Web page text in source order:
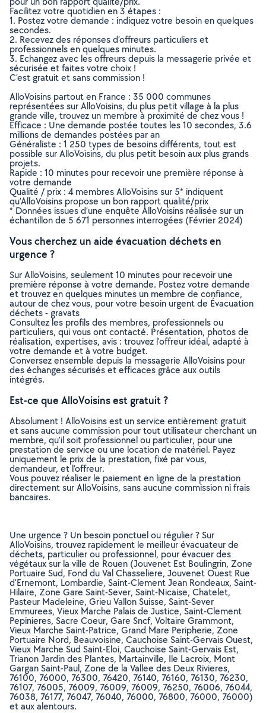
Facilitez votre quotidien en 3 étapes :
1. Postez votre demande : indiquez votre besoin en quelques
secondes.
2. Recevez des réponses d’offreurs particuliers et
professionnels en quelques minutes.
3. Echangez avec les offreurs depuis la messagerie privée et
sécurisée et faites votre choix !
C’est gratuit et sans commission !
AlloVoisins partout en France : 35 000 communes
représentées sur AlloVoisins, du plus petit village à la plus
grande ville, trouvez un membre à proximité de chez vous !
Efficace : Une demande postée toutes les 10 secondes, 3.6
millions de demandes postées par an
Généraliste : 1 250 types de besoins différents, tout est
possible sur AlloVoisins, du plus petit besoin aux plus grands
projets.
Rapide : 10 minutes pour recevoir une première réponse à
votre demande
Qualité / prix : 4 membres AlloVoisins sur 5* indiquent
qu’AlloVoisins propose un bon rapport qualité/prix
* Données issues d’une enquête AlloVoisins réalisée sur un
échantillon de 5 671 personnes interrogées (Février 2024)
Vous cherchez un aide évacuation déchets en
urgence ?
Sur AlloVoisins, seulement 10 minutes pour recevoir une
première réponse à votre demande. Postez votre demande
et trouvez en quelques minutes un membre de confiance,
autour de chez vous, pour votre besoin urgent de Évacuation
déchets - gravats
Consultez les profils des membres, professionnels ou
particuliers, qui vous ont contacté. Présentation, photos de
réalisation, expertises, avis : trouvez l'offreur idéal, adapté à
votre demande et à votre budget.
Conversez ensemble depuis la messagerie AlloVoisins pour
des échanges sécurisés et efficaces grâce aux outils
intégrés.
Est-ce que AlloVoisins est gratuit ?
Absolument ! AlloVoisins est un service entièrement gratuit
et sans aucune commission pour tout utilisateur cherchant un
membre, qu’il soit professionnel ou particulier, pour une
prestation de service ou une location de matériel. Payez
uniquement le prix de la prestation, fixé par vous,
demandeur, et l’offreur.
Vous pouvez réaliser le paiement en ligne de la prestation
directement sur AlloVoisins, sans aucune commission ni frais
bancaires.
Une urgence ? Un besoin ponctuel ou régulier ? Sur
AlloVoisins, trouvez rapidement le meilleur évacuateur de
déchets, particulier ou professionnel, pour évacuer des
végétaux sur la ville de Rouen (Jouvenet Est Boulingrin, Zone
Portuaire Sud, Fond du Val Chasseliere, Jouvenet Ouest Rue
d'Ernemont, Lombardie, Saint-Clement Jean Rondeaux, Saint-
Hilaire, Zone Gare Saint-Sever, Saint-Nicaise, Chatelet,
Pasteur Madeleine, Grieu Vallon Suisse, Saint-Sever
Emmurees, Vieux Marche Palais de Justice, Saint-Clement
Pepinieres, Sacre Coeur, Gare Sncf, Voltaire Grammont,
Vieux Marche Saint-Patrice, Grand Mare Peripherie, Zone
Portuaire Nord, Beauvoisine, Cauchoise Saint-Gervais Ouest,
Vieux Marche Sud Saint-Eloi, Cauchoise Saint-Gervais Est,
Trianon Jardin des Plantes, Martainville, Ile Lacroix, Mont
Gargan Saint-Paul, Zone de la Vallee des Deux Rivieres,
76100, 76000, 76300, 76420, 76140, 76160, 76130, 76230,
76107, 76005, 76009, 76009, 76009, 76250, 76006, 76044,
76038, 76177, 76047, 76040, 76000, 76800, 76000, 76000)
et aux alentours.